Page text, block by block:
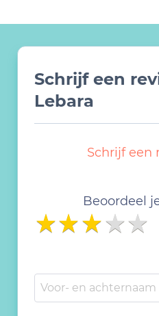
Schrijf een
Lebara
Schrijf een
Beoordeel